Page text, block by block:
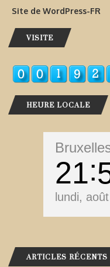
Site de WordPress-FR
VISITE
HEURE LOCALE
21
lundi,
ARTICLES RÉCENTS